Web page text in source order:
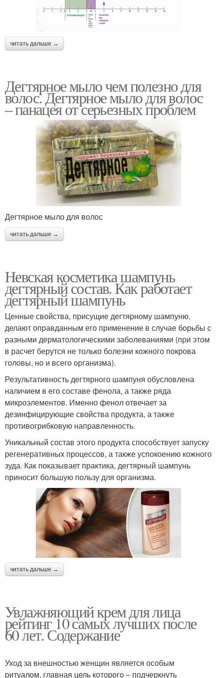
читать дальше →
Дегтярное мыло чем полезно для
волос. Дегтярное мыло для волос
– панацея от серьезных проблем
Дегтярное мыло для волос
читать дальше →
Невская косметика шампунь
дегтярный состав. Как работает
дегтярный шампунь
Ценные свойства, присущие дегтярному шампуню,
делают оправданным его применение в случае борьбы с
разными дерматологическими заболеваниями (при этом
в расчет берутся не только болезни кожного покрова
головы, но и всего организма).
Результативность дегтярного шампуня обусловлена
наличием в его составе фенола, а также ряда
микроэлементов. Именно фенол отвечает за
дезинфицирующие свойства продукта, а также
противогрибковую направленность.
Уникальный состав этого продукта способствует запуску
регенеративных процессов, а также успокоению кожного
зуда. Как показывает практика, дегтярный шампунь
приносит большую пользу для организма.
читать дальше →
Увлажняющий крем для лица
рейтинг 10 самых лучших после
60 лет. Содержание
Уход за внешностью женщин является особым
ритуалом, главная цель которого – подчеркнуть